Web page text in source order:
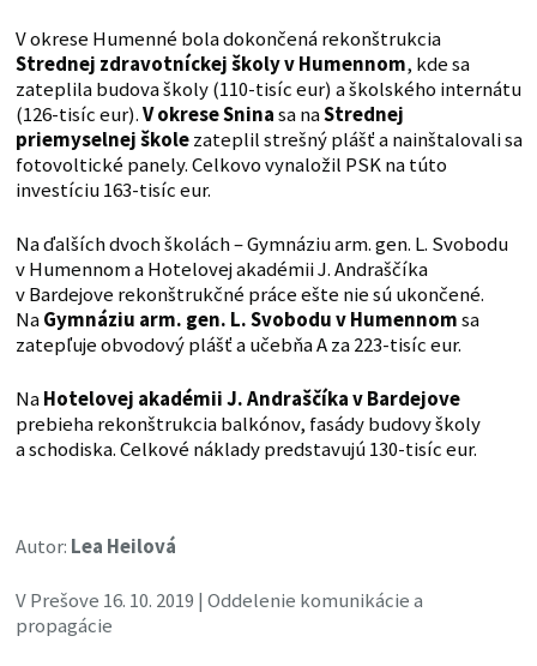
V okrese Humenné bola dokončená rekonštrukcia
Strednej zdravotníckej školy v Humennom, kde sa
zateplila budova školy (110-tisíc eur) a školského internátu
(126-tisíc eur).V okrese Sninasa naStrednej
priemyselnej školezateplil strešný plášť a nainštalovali sa
fotovoltické panely. Celkovo vynaložil PSK na túto
investíciu 163-tisíc eur.
Na ďalších dvoch školách – Gymnáziu arm. gen. L. Svobodu
v Humennom a Hotelovej akadémii J. Andraščíka
v Bardejove rekonštrukčné práce ešte nie sú ukončené.
NaGymnáziu arm. gen. L. Svobodu v Humennomsa
zatepľuje obvodový plášť a učebňa A za 223-tisíc eur.
NaHotelovej akadémii J. Andraščíka v Bardejove
prebieha rekonštrukcia balkónov, fasády budovy školy
a schodiska. Celkové náklady predstavujú 130-tisíc eur.
Autor: Lea Heilová
V Prešove 16. 10. 2019 | Oddelenie komunikácie a
propagácie